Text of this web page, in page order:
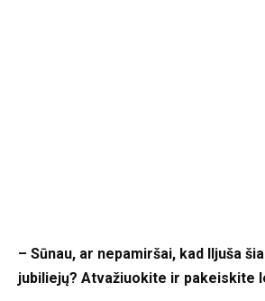
– Sūnau, ar nepamiršai, kad Iljuša
jubiliejų? Atvažiuokite ir pakeiskite